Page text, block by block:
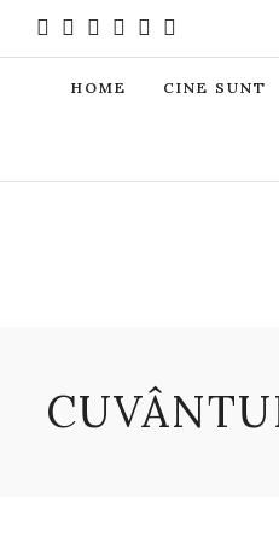
HOME CINE SUNT